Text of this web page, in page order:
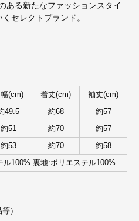
ある新たなファッションスタイ
セレクトブランド。
(cm) 着丈(cm) 袖丈(cm)
49.5 約68 約57
約51 約70 約57
約53 約70 約58
ル100% 裏地:ポリエステル100%
）